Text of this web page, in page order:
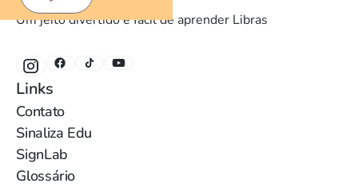
Um jeito divertido e fácil de aprender Libras
Links
Contato
Sinaliza Edu
SignLab
Glossário